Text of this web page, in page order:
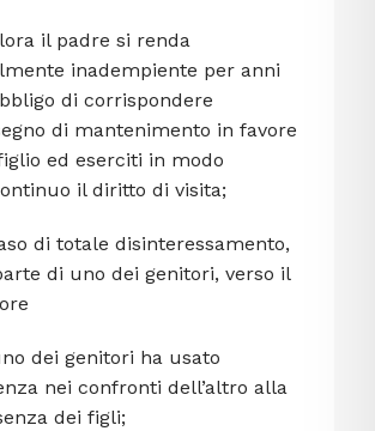
il padre si renda
inadempiente per anni
di corrispondere
di mantenimento in favore
ed eserciti in modo
il diritto di visita;
di totale disinteressamento,
di uno dei genitori, verso il
dei genitori ha usato
nei confronti dell’altro alla
dei figli;